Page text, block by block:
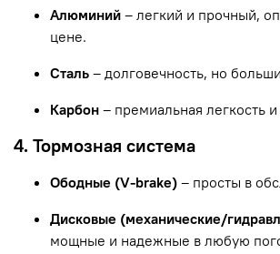
Алюминий – легкий и прочный,
цене.
Сталь – долговечность, но
Карбон – премиальная легкость
4. Тормозная система
Ободные (V-brake) – просты в
Дисковые (механические/
мощные и надежные в любую